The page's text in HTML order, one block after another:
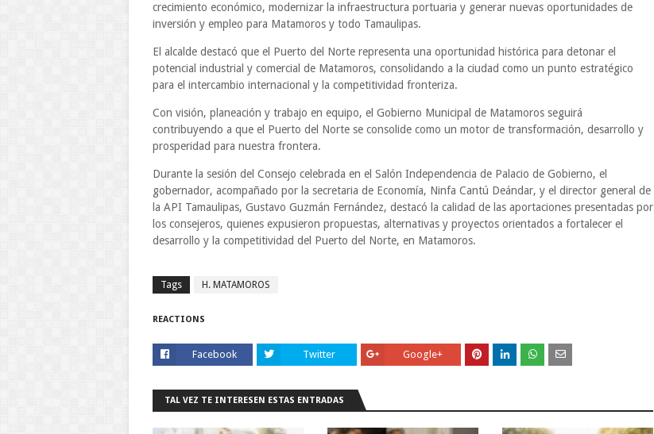
crecimiento económico, modernizar la infraestructura portuaria y generar nuevas oportunidades de
inversión y empleo para Matamoros y todo Tamaulipas.
El alcalde destacó que el Puerto del Norte representa una oportunidad histórica para detonar el
potencial industrial y comercial de Matamoros, consolidando a la ciudad como un punto estratégico
para el intercambio internacional y la competitividad fronteriza.
Con visión, planeación y trabajo en equipo, el Gobierno Municipal de Matamoros seguirá
contribuyendo a que el Puerto del Norte se consolide como un motor de transformación, desarrollo y
prosperidad para nuestra frontera.
Durante la sesión del Consejo celebrada en el Salón Independencia de Palacio de Gobierno, el
gobernador, acompañado por la secretaria de Economía, Ninfa Cantú Deándar, y el director general de
la API Tamaulipas, Gustavo Guzmán Fernández, destacó la calidad de las aportaciones presentadas por
los consejeros, quienes expusieron propuestas, alternativas y proyectos orientados a fortalecer el
desarrollo y la competitividad del Puerto del Norte, en Matamoros.
Tags H. MATAMOROS
REACTIONS
Facebook Twitter Google+
TAL VEZ TE INTERESEN ESTAS ENTRADAS